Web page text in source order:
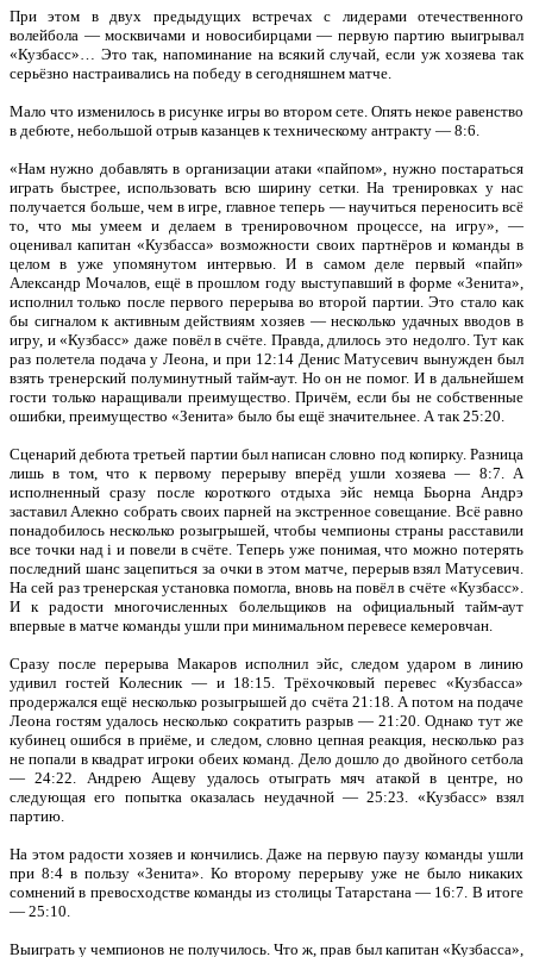
При этом в двух предыдущих встречах с лидерами отечественного
волейбола — москвичами и новосибирцами — первую партию выигрывал
«Кузбасс»… Это так, напоминание на всякий случай, если уж хозяева так
серьёзно настраивались на победу в сегодняшнем матче.
Мало что изменилось в рисунке игры во втором сете. Опять некое равенство
в дебюте, небольшой отрыв казанцев к техническому антракту — 8:6.
«Нам нужно добавлять в организации атаки «пайпом», нужно постараться
играть быстрее, использовать всю ширину сетки. На тренировках у нас
получается больше, чем в игре, главное теперь — научиться переносить всё
то, что мы умеем и делаем в тренировочном процессе, на игру», —
оценивал капитан «Кузбасса» возможности своих партнёров и команды в
целом в уже упомянутом интервью. И в самом деле первый «пайп»
Александр Мочалов, ещё в прошлом году выступавший в форме «Зенита»,
исполнил только после первого перерыва во второй партии. Это стало как
бы сигналом к активным действиям хозяев — несколько удачных вводов в
игру, и «Кузбасс» даже повёл в счёте. Правда, длилось это недолго. Тут как
раз полетела подача у Леона, и при 12:14 Денис Матусевич вынужден был
взять тренерский полуминутный тайм-аут. Но он не помог. И в дальнейшем
гости только наращивали преимущество. Причём, если бы не собственные
ошибки, преимущество «Зенита» было бы ещё значительнее. А так 25:20.
Сценарий дебюта третьей партии был написан словно под копирку. Разница
лишь в том, что к первому перерыву вперёд ушли хозяева — 8:7. А
исполненный сразу после короткого отдыха эйс немца Бьорна Андрэ
заставил Алекно собрать своих парней на экстренное совещание. Всё равно
понадобилось несколько розыгрышей, чтобы чемпионы страны расставили
все точки над i и повели в счёте. Теперь уже понимая, что можно потерять
последний шанс зацепиться за очки в этом матче, перерыв взял Матусевич.
На сей раз тренерская установка помогла, вновь на повёл в счёте «Кузбасс».
И к радости многочисленных болельщиков на официальный тайм-аут
впервые в матче команды ушли при минимальном перевесе кемеровчан.
Сразу после перерыва Макаров исполнил эйс, следом ударом в линию
удивил гостей Колесник — и 18:15. Трёхочковый перевес «Кузбасса»
продержался ещё несколько розыгрышей до счёта 21:18. А потом на подаче
Леона гостям удалось несколько сократить разрыв — 21:20. Однако тут же
кубинец ошибся в приёме, и следом, словно цепная реакция, несколько раз
не попали в квадрат игроки обеих команд. Дело дошло до двойного сетбола
— 24:22. Андрею Ащеву удалось отыграть мяч атакой в центре, но
следующая его попытка оказалась неудачной — 25:23. «Кузбасс» взял
партию.
На этом радости хозяев и кончились. Даже на первую паузу команды ушли
при 8:4 в пользу «Зенита». Ко второму перерыву уже не было никаких
сомнений в превосходстве команды из столицы Татарстана — 16:7. В итоге
— 25:10.
Выиграть у чемпионов не получилось. Что ж, прав был капитан «Кузбасса»,